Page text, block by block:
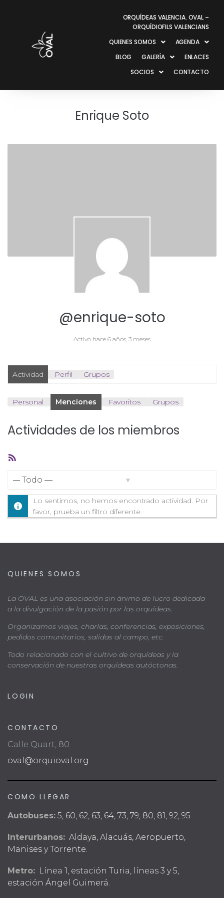
ORQUÍDEAS VALENCIA. OVAL –
ORQUÍDIOFILS VALENCIANS
QUIENES SOMOS
AGENDA
BLOG
GALERÍA
ENLACES
SOCIOS
CONTACTO
Enrique Soto
@enrique-soto
Activo hace 6 años, 3 meses
Actividad Perfil Grupos
Personal Menciones Favoritos Grupos
Actividades de los miembros
Lo sentimos, no hemos encontrado actividad. Por
favor, prueba un filtro diferente.
QUIENES SOMOS
La OVAL es una asociación sin ánimo de lucro dedicada
a la divulgación de la pasión por las orquídeas.
Organizamos viajes, charlas, conferencias, exposiciones,
pedidos comunitarios, salidas al campo, etc.
Todo relacionado con el cultivo de orquídeas y la
conservación de nuestras orquídeas autóctonas.
LOGIN
CONTACTO
Calle Quart, 80
oval@orquioval.org
COMO LLEGAR
Autobuses: 5, 60, 62, 63, 64, 73, 79, 80, 81, 92, 95
Interurbanos: Aldaya, Alacuás, Aeropuerto,
Manises y Torrente.
Metro: Línea 1, estación Turia, líneas 3 y 5,
estación Ángel Guimerá.